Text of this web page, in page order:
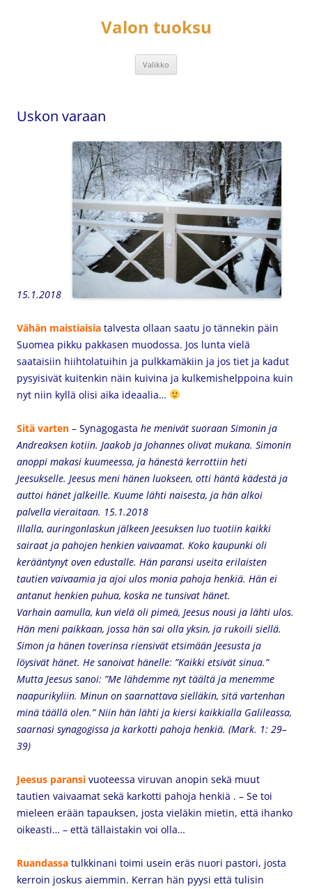
Valon tuoksu
Valikko
Uskon varaan
15.1.2018
Vähän maistiaisia talvesta ollaan saatu jo tännekin päin
Suomea pikku pakkasen muodossa. Jos lunta vielä
saataisiin hiihtolatuihin ja pulkkamäkiin ja jos tiet ja kadut
pysyisivät kuitenkin näin kuivina ja kulkemishelppoina kuin
nyt niin kyllä olisi aika ideaalia…
Sitä varten – Synagogasta he menivät suoraan Simonin ja
Andreaksen kotiin. Jaakob ja Johannes olivat mukana. Simonin
anoppi makasi kuumeessa, ja hänestä kerrottiin heti
Jeesukselle. Jeesus meni hänen luokseen, otti häntä kädestä ja
auttoi hänet jalkeille. Kuume lähti naisesta, ja hän alkoi
palvella vieraitaan. 15.1.2018
Illalla, auringonlaskun jälkeen Jeesuksen luo tuotiin kaikki
sairaat ja pahojen henkien vaivaamat. Koko kaupunki oli
kerääntynyt oven edustalle. Hän paransi useita erilaisten
tautien vaivaamia ja ajoi ulos monia pahoja henkiä. Hän ei
antanut henkien puhua, koska ne tunsivat hänet.
Varhain aamulla, kun vielä oli pimeä, Jeesus nousi ja lähti ulos.
Hän meni paikkaan, jossa hän sai olla yksin, ja rukoili siellä.
Simon ja hänen toverinsa riensivät etsimään Jeesusta ja
löysivät hänet. He sanoivat hänelle: ”Kaikki etsivät sinua.”
Mutta Jeesus sanoi: ”Me lähdemme nyt täältä ja menemme
naapurikyliin. Minun on saarnattava sielläkin, sitä vartenhan
minä täällä olen.” Niin hän lähti ja kiersi kaikkialla Galileassa,
saarnasi synagogissa ja karkotti pahoja henkiä. (Mark. 1: 29–
39)
Jeesus paransi vuoteessa viruvan anopin sekä muut
tautien vaivaamat sekä karkotti pahoja henkiä . – Se toi
mieleen erään tapauksen, josta vieläkin mietin, että ihanko
oikeasti… – että tällaistakin voi olla…
Ruandassa tulkkinani toimi usein eräs nuori pastori, josta
kerroin joskus aiemmin. Kerran hän pyysi että tulisin